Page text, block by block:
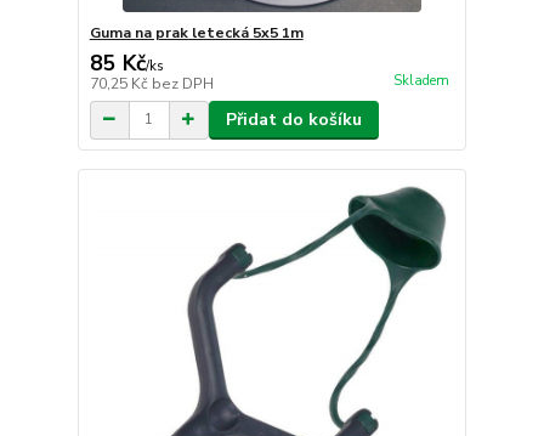
Guma na prak letecká 5x5 1m
85 Kč/ks
70,25 Kč bez DPH Skladem
Přidat do košíku